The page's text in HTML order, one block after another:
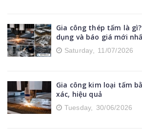
Phụ kiện nhôm định hình
Máng nước inox
Kệ inox
Băng tải nhôm định hình
Gia công thép tấm là
dụng và báo giá mới
Saturday, 11/07/2026
Gia công kim loại tấm
xác, hiệu quả
Tuesday, 30/06/2026